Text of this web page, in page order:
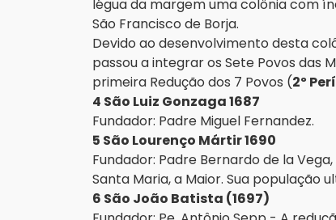
légua da margem uma colônia com
São Francisco de Borja.
Devido ao desenvolvimento desta
passou a integrar os Sete Povos das
primeira Redução dos 7 Povos (2º
4 São Luiz Gonzaga 1687
Fundador: Padre Miguel Fernandez.
5 São Lourenço Mártir 1690
Fundador: Padre Bernardo de la
Santa Maria, a Maior. Sua população
6 São João Batista (1697)